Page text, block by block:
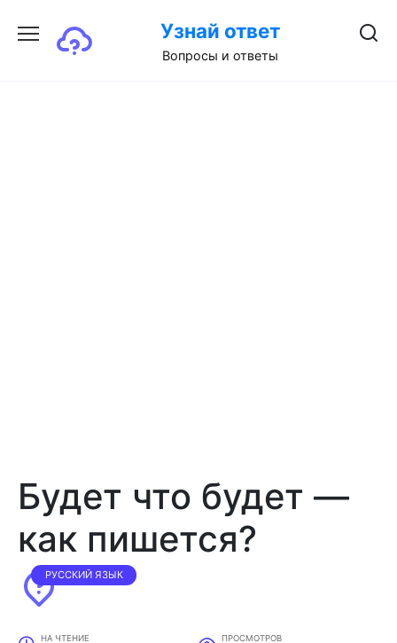
содержанию
Узнай ответ
Вопросы и ответы
Будет что будет —
как пишется?
РУССКИЙ ЯЗЫК
НА ЧТЕНИЕ ПРОСМОТРОВ